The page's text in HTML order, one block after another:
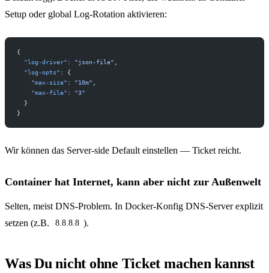
Setup oder global Log-Rotation aktivieren:
{
  "log-driver"
: "json-file"
  "log-opts"
: {
    "max-size"
: "10m"
    "max-file"
: "3"
  }
}
Wir können das Server-side Default einstellen — Ticket reicht.
Container hat Internet, kann aber nicht zur Außenwelt
Selten, meist DNS-Problem. In Docker-Konfig DNS-Server explizit
setzen (z.B.
8.8.8.8 ).
Was Du nicht ohne Ticket machen kannst